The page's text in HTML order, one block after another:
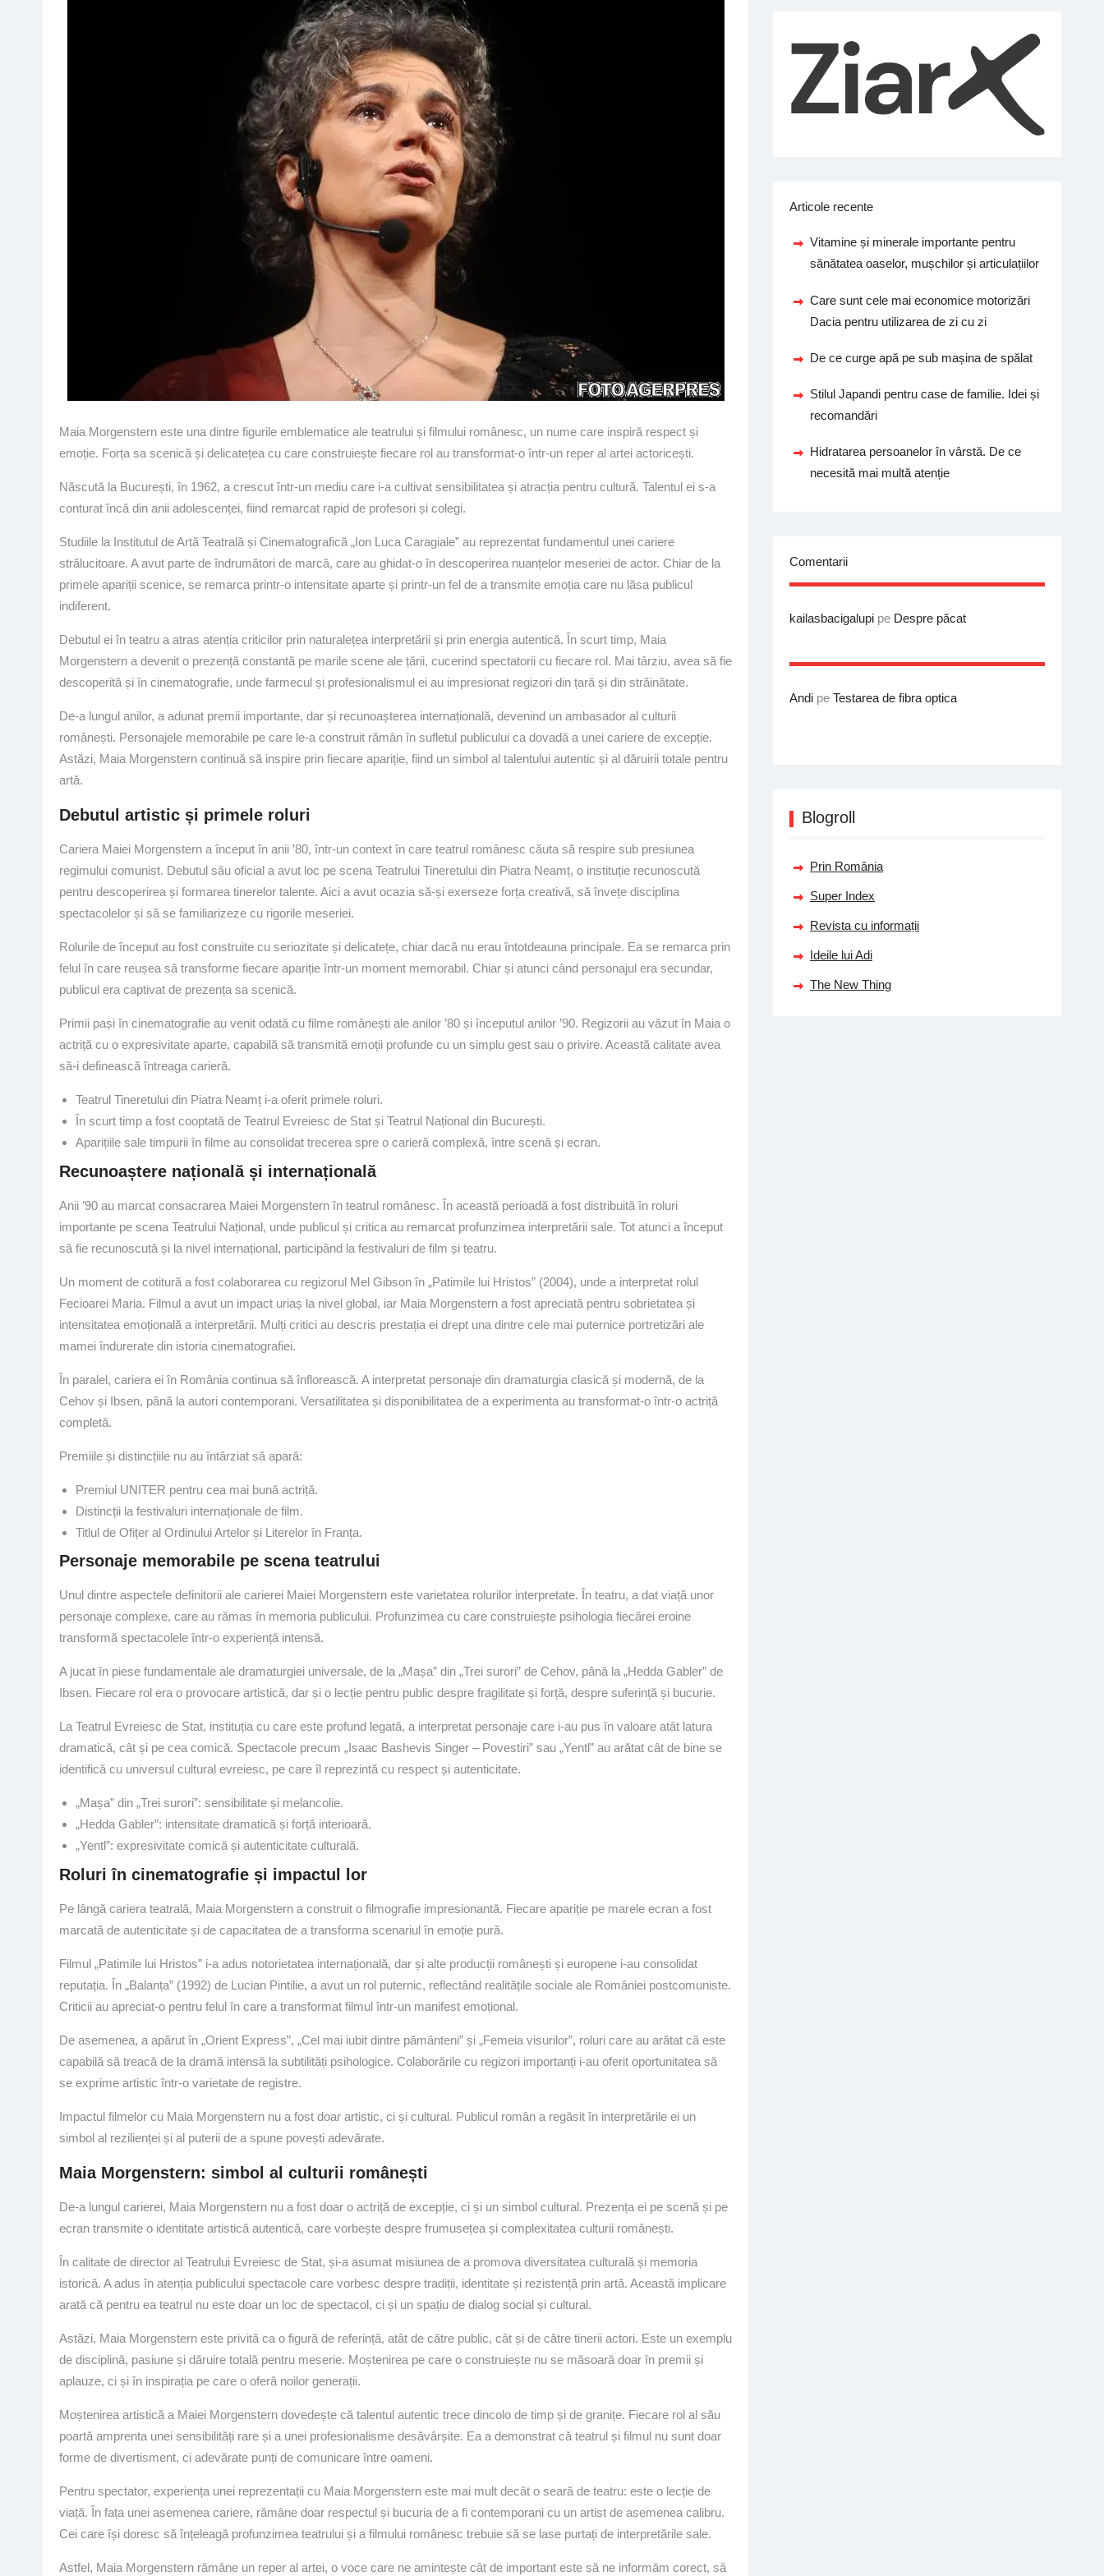
Maia Morgenstern este una dintre figurile emblematice ale teatrului și filmului românesc, un nume care inspiră respect și
emoție. Forța sa scenică și delicatețea cu care construiește fiecare rol au transformat-o într-un reper al artei actoricești.
Născută la București, în 1962, a crescut într-un mediu care i-a cultivat sensibilitatea și atracția pentru cultură. Talentul ei s-a
conturat încă din anii adolescenței, fiind remarcat rapid de profesori și colegi.
Studiile la Institutul de Artă Teatrală și Cinematografică „Ion Luca Caragiale” au reprezentat fundamentul unei cariere
strălucitoare. A avut parte de îndrumători de marcă, care au ghidat-o în descoperirea nuanțelor meseriei de actor. Chiar de la
primele apariții scenice, se remarca printr-o intensitate aparte și printr-un fel de a transmite emoția care nu lăsa publicul
indiferent.
Debutul ei în teatru a atras atenția criticilor prin naturalețea interpretării și prin energia autentică. În scurt timp, Maia
Morgenstern a devenit o prezență constantă pe marile scene ale țării, cucerind spectatorii cu fiecare rol. Mai târziu, avea să fie
descoperită și în cinematografie, unde farmecul și profesionalismul ei au impresionat regizori din țară și din străinătate.
De-a lungul anilor, a adunat premii importante, dar și recunoașterea internațională, devenind un ambasador al culturii
românești. Personajele memorabile pe care le-a construit rămân în sufletul publicului ca dovadă a unei cariere de excepție.
Astăzi, Maia Morgenstern continuă să inspire prin fiecare apariție, fiind un simbol al talentului autentic și al dăruirii totale pentru
artă.
Debutul artistic și primele roluri
Cariera Maiei Morgenstern a început în anii ’80, într-un context în care teatrul românesc căuta să respire sub presiunea
regimului comunist. Debutul său oficial a avut loc pe scena Teatrului Tineretului din Piatra Neamț, o instituție recunoscută
pentru descoperirea și formarea tinerelor talente. Aici a avut ocazia să-și exerseze forța creativă, să învețe disciplina
spectacolelor și să se familiarizeze cu rigorile meseriei.
Rolurile de început au fost construite cu seriozitate și delicatețe, chiar dacă nu erau întotdeauna principale. Ea se remarca prin
felul în care reușea să transforme fiecare apariție într-un moment memorabil. Chiar și atunci când personajul era secundar,
publicul era captivat de prezența sa scenică.
Primii pași în cinematografie au venit odată cu filme românești ale anilor ’80 și începutul anilor ’90. Regizorii au văzut în Maia o
actriță cu o expresivitate aparte, capabilă să transmită emoții profunde cu un simplu gest sau o privire. Această calitate avea
să-i definească întreaga carieră.
Teatrul Tineretului din Piatra Neamț i-a oferit primele roluri.
În scurt timp a fost cooptată de Teatrul Evreiesc de Stat și Teatrul Național din București.
Aparițiile sale timpurii în filme au consolidat trecerea spre o carieră complexă, între scenă și ecran.
Recunoaștere națională și internațională
Anii ’90 au marcat consacrarea Maiei Morgenstern în teatrul românesc. În această perioadă a fost distribuită în roluri
importante pe scena Teatrului Național, unde publicul și critica au remarcat profunzimea interpretării sale. Tot atunci a început
să fie recunoscută și la nivel internațional, participând la festivaluri de film și teatru.
Un moment de cotitură a fost colaborarea cu regizorul Mel Gibson în „Patimile lui Hristos” (2004), unde a interpretat rolul
Fecioarei Maria. Filmul a avut un impact uriaș la nivel global, iar Maia Morgenstern a fost apreciată pentru sobrietatea și
intensitatea emoțională a interpretării. Mulți critici au descris prestația ei drept una dintre cele mai puternice portretizări ale
mamei îndurerate din istoria cinematografiei.
În paralel, cariera ei în România continua să înflorească. A interpretat personaje din dramaturgia clasică și modernă, de la
Cehov și Ibsen, până la autori contemporani. Versatilitatea și disponibilitatea de a experimenta au transformat-o într-o actriță
completă.
Premiile și distincțiile nu au întârziat să apară:
Premiul UNITER pentru cea mai bună actriță.
Distincții la festivaluri internaționale de film.
Titlul de Ofițer al Ordinului Artelor și Literelor în Franța.
Personaje memorabile pe scena teatrului
Unul dintre aspectele definitorii ale carierei Maiei Morgenstern este varietatea rolurilor interpretate. În teatru, a dat viață unor
personaje complexe, care au rămas în memoria publicului. Profunzimea cu care construiește psihologia fiecărei eroine
transformă spectacolele într-o experiență intensă.
A jucat în piese fundamentale ale dramaturgiei universale, de la „Mașa” din „Trei surori” de Cehov, până la „Hedda Gabler” de
Ibsen. Fiecare rol era o provocare artistică, dar și o lecție pentru public despre fragilitate și forță, despre suferință și bucurie.
La Teatrul Evreiesc de Stat, instituția cu care este profund legată, a interpretat personaje care i-au pus în valoare atât latura
dramatică, cât și pe cea comică. Spectacole precum „Isaac Bashevis Singer – Povestiri” sau „Yentl” au arătat cât de bine se
identifică cu universul cultural evreiesc, pe care îl reprezintă cu respect și autenticitate.
„Mașa” din „Trei surori”: sensibilitate și melancolie.
„Hedda Gabler”: intensitate dramatică și forță interioară.
„Yentl”: expresivitate comică și autenticitate culturală.
Roluri în cinematografie și impactul lor
Pe lângă cariera teatrală, Maia Morgenstern a construit o filmografie impresionantă. Fiecare apariție pe marele ecran a fost
marcată de autenticitate și de capacitatea de a transforma scenariul în emoție pură.
Filmul „Patimile lui Hristos” i-a adus notorietatea internațională, dar și alte producții românești și europene i-au consolidat
reputația. În „Balanța” (1992) de Lucian Pintilie, a avut un rol puternic, reflectând realitățile sociale ale României postcomuniste.
Criticii au apreciat-o pentru felul în care a transformat filmul într-un manifest emoțional.
De asemenea, a apărut în „Orient Express”, „Cel mai iubit dintre pământeni” și „Femeia visurilor”, roluri care au arătat că este
capabilă să treacă de la dramă intensă la subtilități psihologice. Colaborările cu regizori importanți i-au oferit oportunitatea să
se exprime artistic într-o varietate de registre.
Impactul filmelor cu Maia Morgenstern nu a fost doar artistic, ci și cultural. Publicul român a regăsit în interpretările ei un
simbol al rezilienței și al puterii de a spune povești adevărate.
Maia Morgenstern: simbol al culturii românești
De-a lungul carierei, Maia Morgenstern nu a fost doar o actriță de excepție, ci și un simbol cultural. Prezența ei pe scenă și pe
ecran transmite o identitate artistică autentică, care vorbește despre frumusețea și complexitatea culturii românești.
În calitate de director al Teatrului Evreiesc de Stat, și-a asumat misiunea de a promova diversitatea culturală și memoria
istorică. A adus în atenția publicului spectacole care vorbesc despre tradiții, identitate și rezistență prin artă. Această implicare
arată că pentru ea teatrul nu este doar un loc de spectacol, ci și un spațiu de dialog social și cultural.
Astăzi, Maia Morgenstern este privită ca o figură de referință, atât de către public, cât și de către tinerii actori. Este un exemplu
de disciplină, pasiune și dăruire totală pentru meserie. Moștenirea pe care o construiește nu se măsoară doar în premii și
aplauze, ci și în inspirația pe care o oferă noilor generații.
Moștenirea artistică a Maiei Morgenstern dovedește că talentul autentic trece dincolo de timp și de granițe. Fiecare rol al său
poartă amprenta unei sensibilități rare și a unei profesionalisme desăvârșite. Ea a demonstrat că teatrul și filmul nu sunt doar
forme de divertisment, ci adevărate punți de comunicare între oameni.
Pentru spectator, experiența unei reprezentații cu Maia Morgenstern este mai mult decât o seară de teatru: este o lecție de
viață. În fața unei asemenea cariere, rămâne doar respectul și bucuria de a fi contemporani cu un artist de asemenea calibru.
Cei care își doresc să înțeleagă profunzimea teatrului și a filmului românesc trebuie să se lase purtați de interpretările sale.
Astfel, Maia Morgenstern rămâne un reper al artei, o voce care ne amintește cât de important este să ne informăm corect, să
Articole recente
Vitamine și minerale importante pentru
sănătatea oaselor, mușchilor și articulațiilor
Care sunt cele mai economice motorizări
Dacia pentru utilizarea de zi cu zi
De ce curge apă pe sub mașina de spălat
Stilul Japandi pentru case de familie. Idei și
recomandări
Hidratarea persoanelor în vârstă. De ce
necesită mai multă atenție
Comentarii
kailasbacigalupi pe Despre păcat
Andi pe Testarea de fibra optica
Blogroll
Prin România
Super Index
Revista cu informații
Ideile lui Adi
The New Thing